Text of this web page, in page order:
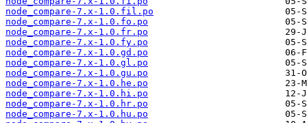
node_compare-7.x-1.0.fil.po
node_compare-7.x-1.0.fo.po
node_compare-7.x-1.0.fr.po
node_compare-7.x-1.0.fy.po
node_compare-7.x-1.0.gd.po
node_compare-7.x-1.0.gl.po
node_compare-7.x-1.0.gu.po
node_compare-7.x-1.0.he.po
node_compare-7.x-1.0.hi.po
node_compare-7.x-1.0.hr.po
node_compare-7.x-1.0.hu.po